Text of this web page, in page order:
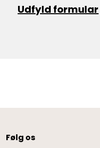
Udfyld formular
Følg os